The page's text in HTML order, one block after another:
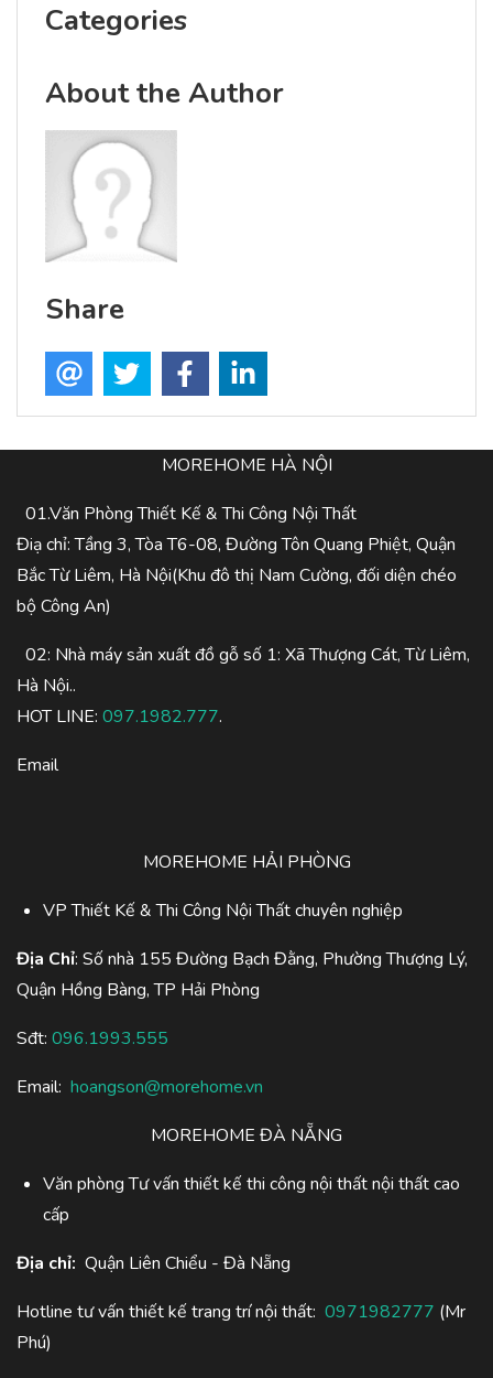
Categories
About the Author
Share
MOREHOME HÀ NỘI
01.Văn Phòng Thiết Kế & Thi Công Nội Thất
Điạ chỉ: Tầng 3, Tòa T6-08, Đường Tôn Quang Phiệt, Quận
Bắc Từ Liêm, Hà Nội(Khu đô thị Nam Cường, đối diện chéo
bộ Công An)
02: Nhà máy sản xuất đồ gỗ số 1: Xã Thượng Cát, Từ Liêm,
Hà Nội..
HOT LINE: 097.1982.777.
Email
MOREHOME HẢI PHÒNG
VP Thiết Kế & Thi Công Nội Thất chuyên nghiệp
Địa Chỉ: Số nhà 155 Đường Bạch Đằng, Phường Thượng Lý,
Quận Hồng Bàng, TP Hải Phòng
Sđt: 096.1993.555
Email: hoangson@morehome.vn
MOREHOME ĐÀ NẴNG
Văn phòng Tư vấn thiết kế thi công nội thất nội thất cao
cấp
Địa chỉ: Quận Liên Chiểu - Đà Nẵng
Hotline tư vấn thiết kế trang trí nội thất: 0971982777 (Mr
Phú)